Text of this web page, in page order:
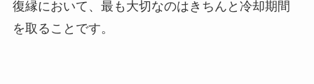
復縁において、最も大切なのはきちんと冷却期間
を取ることです。